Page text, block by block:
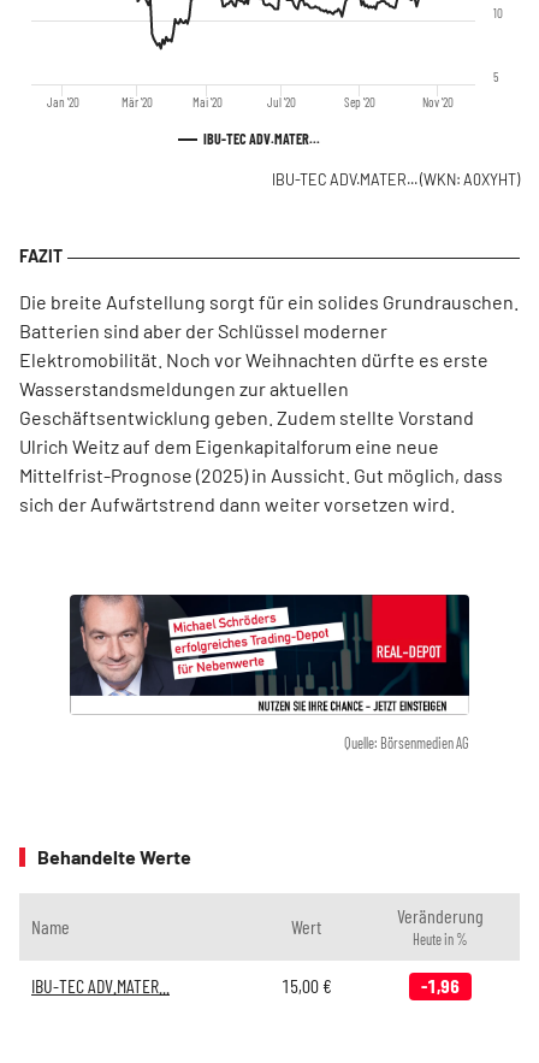
IBU-TEC ADV.MATER...
Jan '20 Mär '20 Mai '20 Jul '20 Sep '20 Nov '20
5
10
IBU-TEC ADV.MATER...(WKN: A0XYHT)
Die breite Aufstellung sorgt für ein solides Grundrauschen.
Batterien sind aber der Schlüssel moderner
Elektromobilität. Noch vor Weihnachten dürfte es erste
Wasserstandsmeldungen zur aktuellen
Geschäftsentwicklung geben. Zudem stellte Vorstand
Ulrich Weitz auf dem Eigenkapitalforum eine neue
Mittelfrist-Prognose (2025) in Aussicht. Gut möglich, dass
sich der Aufwärtstrend dann weiter vorsetzen wird.
Quelle: Börsenmedien AG
Behandelte Werte
Name Wert Veränderung
Heute in %
IBU-TEC ADV.MATER... 15,00€ -1,96